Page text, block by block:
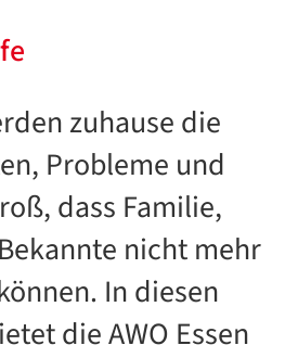
zuhause die
Probleme und
dass Familie,
nicht mehr
In diesen
die AWO Essen